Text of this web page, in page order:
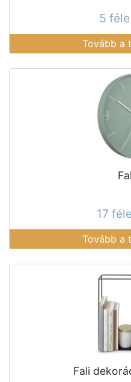
5
Tovább a
17
Tovább a
Fali